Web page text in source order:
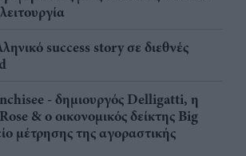
success story σε διεθνές
- δημιουργός Delligatti, η
& ο οικονομικός δείκτης Big
μέτρησης της αγοραστικής